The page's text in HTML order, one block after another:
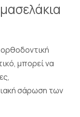
μπορεί να
σάρωση των